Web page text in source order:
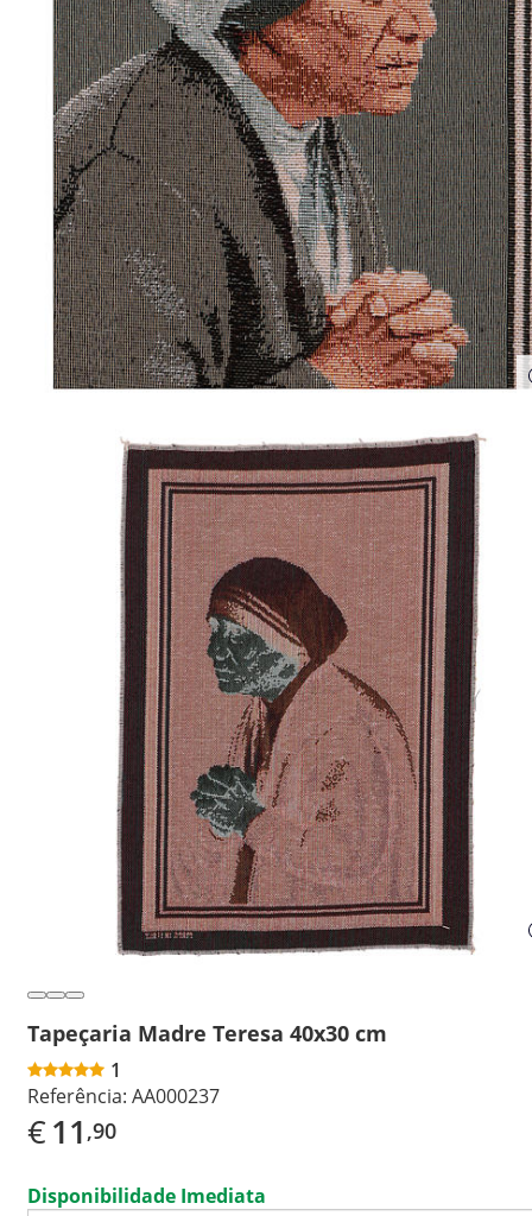
Tapeçaria Madre Teresa 40x30 cm
1
Referência: AA000237
€11 ,90
Disponibilidade Imediata